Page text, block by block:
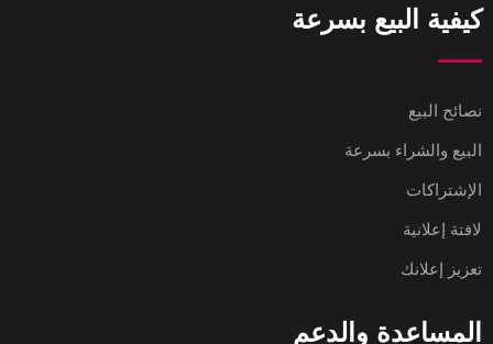
كيفية البيع بسرعة
نصائح البيع
البيع والشراء بسرعة
الإشتراكات
لافتة إعلانية
تعزيز إعلانك
المساعدة والدعم